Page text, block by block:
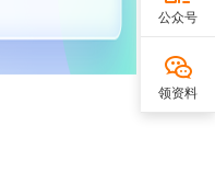
公众号
领资料